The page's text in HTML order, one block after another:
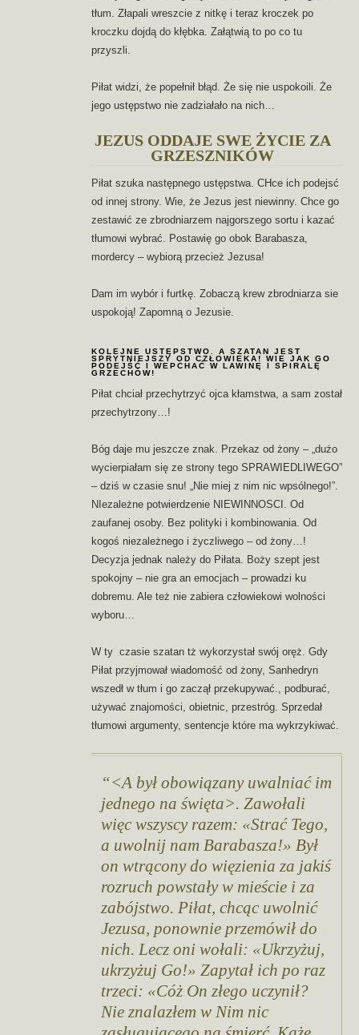
tłum. Złapali wreszcie z nitkę i teraz kroczek po
kroczku dojdą do kłębka. Załątwią to po co tu
przyszli.
Piłat widzi, że popełnił błąd. Że się nie uspokoili. Że
jego ustępstwo nie zadziałało na nich…
JEZUS ODDAJE SWE ŻYCIE ZA
GRZESZNIKÓW
Piłat szuka następnego ustępstwa. CHce ich podejsć
od innej strony. Wie, że Jezus jest niewinny. Chce go
zestawić ze zbrodniarzem najgorszego sortu i kazać
tłumowi wybrać. Postawię go obok Barabasza,
mordercy – wybiorą przecież Jezusa!
Dam im wybór i furtkę. Zobaczą krew zbrodniarza sie
uspokoją! Zapomną o Jezusie.
KOLEJNE USTĘPSTWO. A SZATAN JEST
SPRYTNIEJSZY OD CZŁOWIEKA! WIE JAK GO
PODEJŚĆ I WEPCHAĆ W LAWINĘ I SPIRALĘ
GRZECHÓW!
Piłat chciał przechytrzyć ojca kłamstwa, a sam został
przechytrzony…!
Bóg daje mu jeszcze znak. Przekaz od żony – „dużo
wycierpiałam się ze strony tego SPRAWIEDLIWEGO”
– dziś w czasie snu! „Nie miej z nim nic wpsólnego!”.
NIezależne potwierdzenie NIEWINNOSCI. Od
zaufanej osoby. Bez polityki i kombinowania. Od
kogoś niezależnego i życzliwego – od żony…!
Decyzja jednak należy do Piłata. Boży szept jest
spokojny – nie gra an emocjach – prowadzi ku
dobremu. Ale też nie zabiera człowiekowi wolności
wyboru…
W ty czasie szatan tż wykorzystał swój oręż. Gdy
Piłat przyjmował wiadomość od żony, Sanhedryn
wszedł w tłum i go zaczął przekupywać., podburać,
używać znajomości, obietnic, przestróg. Sprzedał
tłumowi argumenty, sentencje które ma wykrzykiwać.
<A był obowiązany uwalniać im
jednego na święta>. Zawołali
więc wszyscy razem: «Strać Tego,
a uwolnij nam Barabasza!» Był
on wtrącony do więzienia za jakiś
rozruch powstały w mieście i za
zabójstwo. Piłat, chcąc uwolnić
Jezusa, ponownie przemówił do
nich. Lecz oni wołali: «Ukrzyżuj,
ukrzyżuj Go!» Zapytał ich po raz
trzeci: «Cóż On złego uczynił?
Nie znalazłem w Nim nic